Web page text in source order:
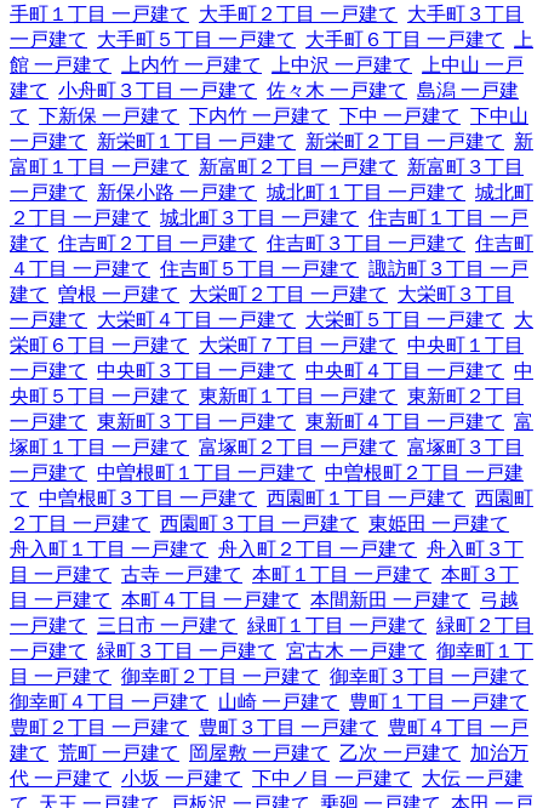
手町１丁目 一戸建て
大手町２丁目 一戸建て
大手町３丁目
一戸建て
大手町５丁目 一戸建て 大手町６丁目 一戸建て
上
館 一戸建て
上内竹 一戸建て 上中沢 一戸建て
上中山 一戸
建て 小舟町３丁目 一戸建て 佐々木 一戸建て 島潟 一戸建
て 下新保 一戸建て 下内竹 一戸建て 下中 一戸建て 下中山
一戸建て
新栄町１丁目 一戸建て 新栄町２丁目 一戸建て
新
富町１丁目 一戸建て
新富町２丁目 一戸建て
新富町３丁目
一戸建て
新保小路 一戸建て 城北町１丁目 一戸建て 城北町
２丁目 一戸建て 城北町３丁目 一戸建て 住吉町１丁目 一戸
建て 住吉町２丁目 一戸建て 住吉町３丁目 一戸建て 住吉町
４丁目 一戸建て 住吉町５丁目 一戸建て 諏訪町３丁目 一戸
建て 曽根 一戸建て 大栄町２丁目 一戸建て
大栄町３丁目
一戸建て
大栄町４丁目 一戸建て 大栄町５丁目 一戸建て
大
栄町６丁目 一戸建て
大栄町７丁目 一戸建て 中央町１丁目
一戸建て 中央町３丁目 一戸建て 中央町４丁目 一戸建て 中
央町５丁目 一戸建て 東新町１丁目 一戸建て 東新町２丁目
一戸建て 東新町３丁目 一戸建て 東新町４丁目 一戸建て 富
塚町１丁目 一戸建て 富塚町２丁目 一戸建て 富塚町３丁目
一戸建て 中曽根町１丁目 一戸建て 中曽根町２丁目 一戸建
て 中曽根町３丁目 一戸建て 西園町１丁目 一戸建て 西園町
２丁目 一戸建て 西園町３丁目 一戸建て 東姫田 一戸建て
舟入町１丁目 一戸建て 舟入町２丁目 一戸建て 舟入町３丁
目 一戸建て 古寺 一戸建て 本町１丁目 一戸建て 本町３丁
目 一戸建て 本町４丁目 一戸建て 本間新田 一戸建て
弓越
一戸建て
三日市 一戸建て 緑町１丁目 一戸建て 緑町２丁目
一戸建て 緑町３丁目 一戸建て 宮古木 一戸建て 御幸町１丁
目 一戸建て 御幸町２丁目 一戸建て 御幸町３丁目 一戸建て
御幸町４丁目 一戸建て
山崎 一戸建て
豊町１丁目 一戸建て
豊町２丁目 一戸建て
豊町３丁目 一戸建て
豊町４丁目 一戸
建て 荒町 一戸建て 岡屋敷 一戸建て 乙次 一戸建て
加治万
代 一戸建て 小坂 一戸建て 下中ノ目 一戸建て
大伝 一戸建
て
天王 一戸建て 戸板沢 一戸建て 乗廻 一戸建て 本田 一戸